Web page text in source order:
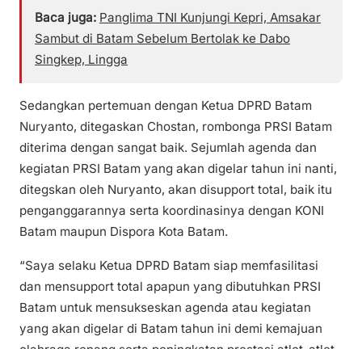
Baca juga: Panglima TNI Kunjungi Kepri, Amsakar
Sambut di Batam Sebelum Bertolak ke Dabo
Singkep, Lingga
Sedangkan pertemuan dengan Ketua DPRD Batam
Nuryanto, ditegaskan Chostan, rombonga PRSI Batam
diterima dengan sangat baik. Sejumlah agenda dan
kegiatan PRSI Batam yang akan digelar tahun ini nanti,
ditegskan oleh Nuryanto, akan disupport total, baik itu
penganggarannya serta koordinasinya dengan KONI
Batam maupun Dispora Kota Batam.
“Saya selaku Ketua DPRD Batam siap memfasilitasi
dan mensupport total apapun yang dibutuhkan PRSI
Batam untuk mensukseskan agenda atau kegiatan
yang akan digelar di Batam tahun ini demi kemajuan